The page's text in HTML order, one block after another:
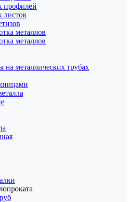
профилей
листов
металлов
металлов
на металлических трубах